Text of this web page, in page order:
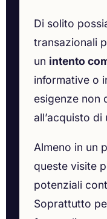
Di solito
transazionali
un intento
informative o
esigenze non
all’acquisto di
Almeno in un
queste visite
potenziali
Soprattutto